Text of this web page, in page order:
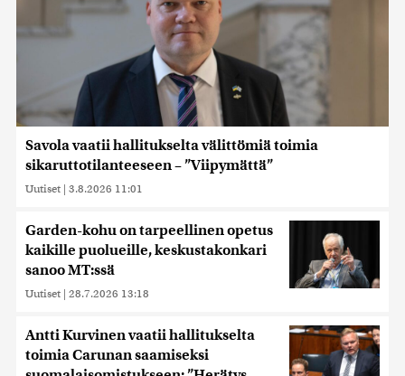
Savola vaatii hallitukselta välittömiä toimia
sikaruttotilanteeseen – ”Viipymättä”
Uutiset | 3.8.2026 11:01
Garden-kohu on tarpeellinen opetus
kaikille puolueille, keskustakonkari
sanoo MT:ssä
Uutiset | 28.7.2026 13:18
Antti Kurvinen vaatii hallitukselta
toimia Carunan saamiseksi